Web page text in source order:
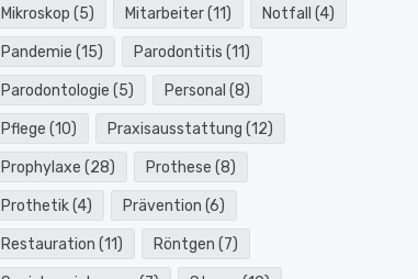
Mikroskop (5) Mitarbeiter(11) Notfall (4)
Pandemie (15) Parodontitis (11)
Parodontologie (5) Personal (8)
Pflege (10) Praxisausstattung (12)
Prophylaxe (28) Prothese (8)
Prothetik(4) Prävention (6)
Restauration (11) Röntgen (7)